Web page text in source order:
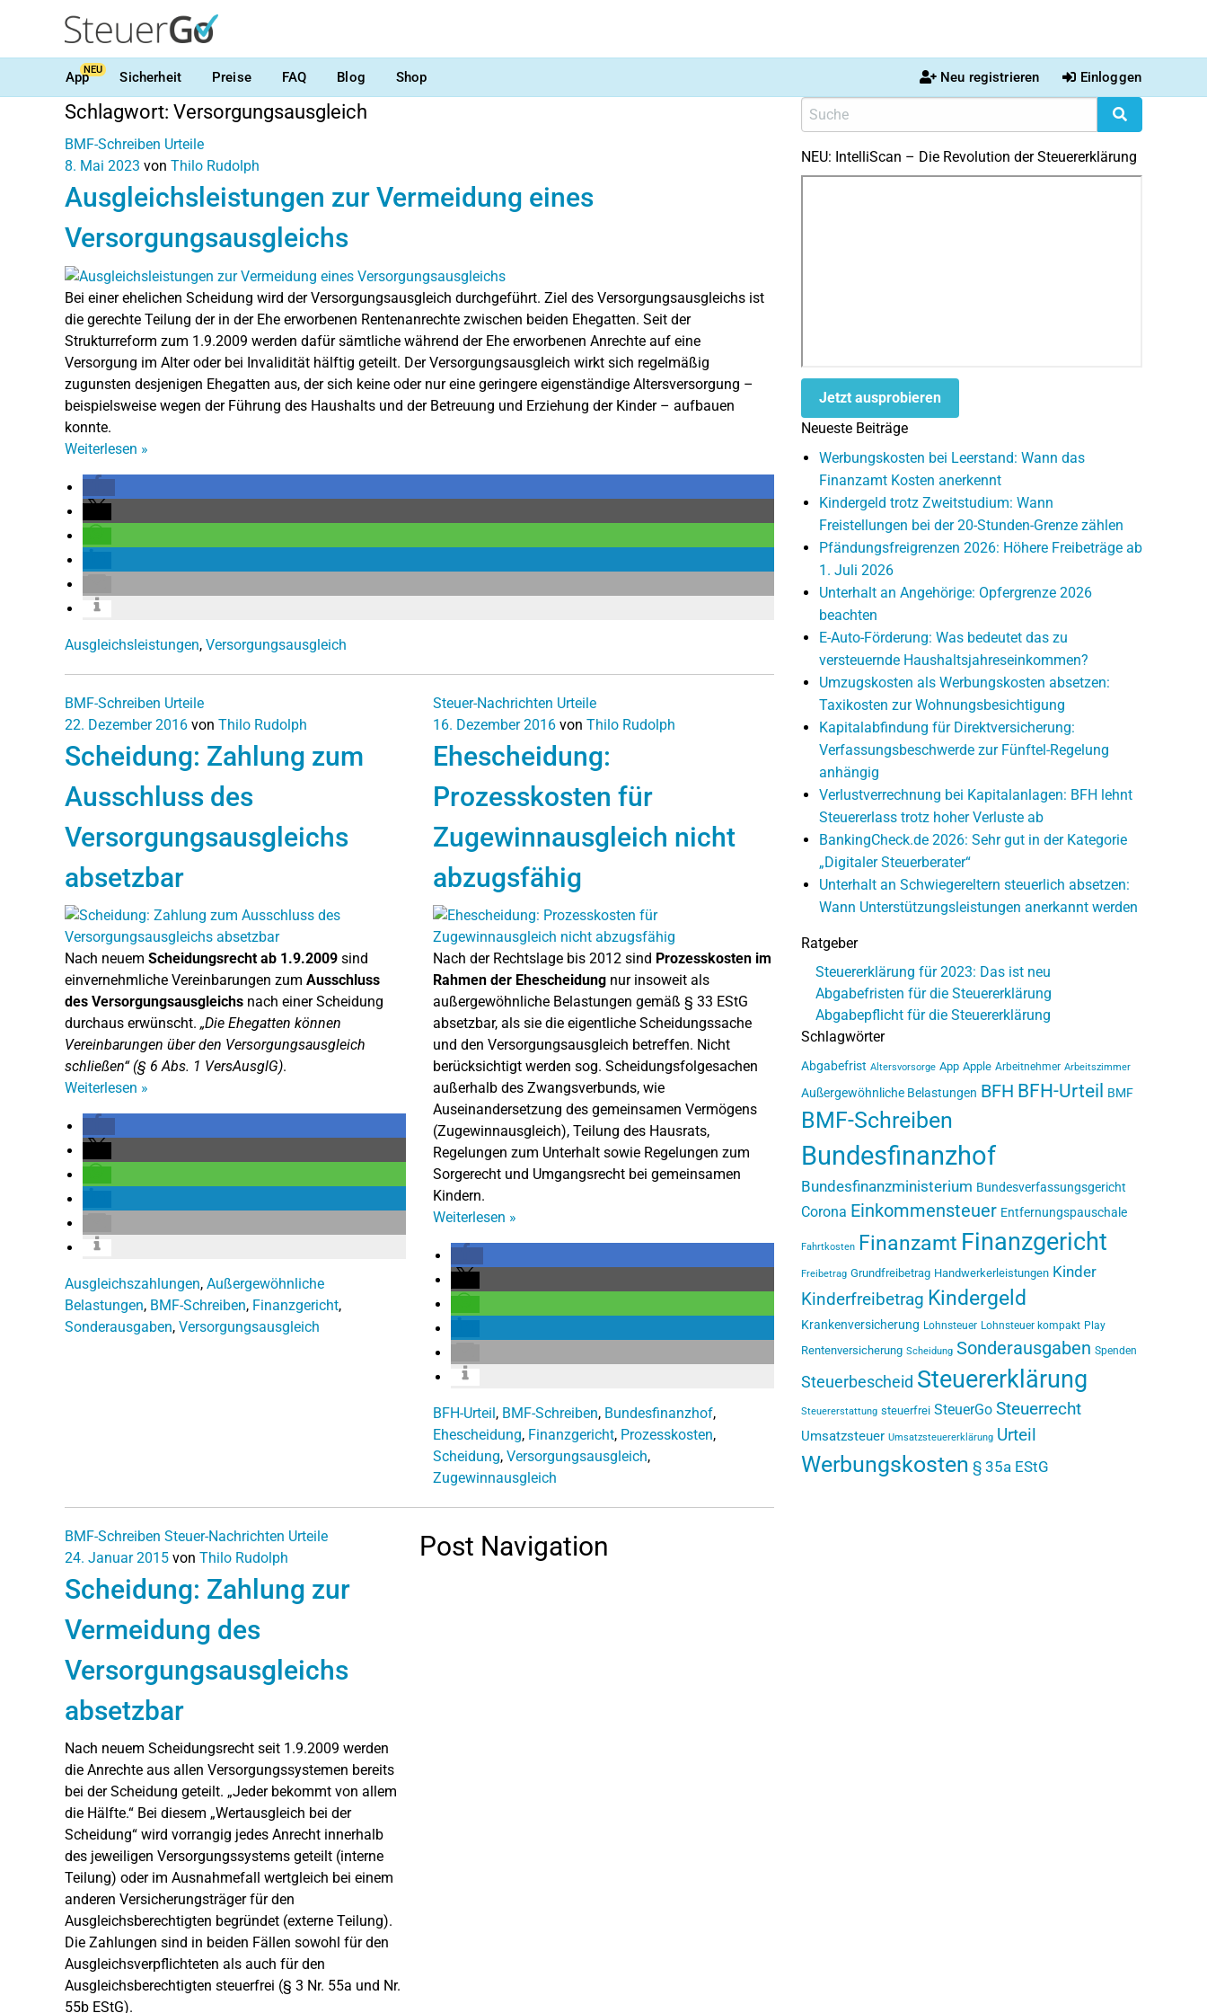
AppNEU Sicherheit Preise FAQ Blog Shop Neu registrieren Einloggen
Schlagwort: Versorgungsausgleich
BMF-Schreiben Urteile
8. Mai 2023 von Thilo Rudolph
Ausgleichsleistungen zur Vermeidung eines
Versorgungsausgleichs
Bei einer ehelichen Scheidung wird der Versorgungsausgleich durchgeführt. Ziel des Versorgungsausgleichs ist
die gerechte Teilung der in der Ehe erworbenen Rentenanrechte zwischen beiden Ehegatten. Seit der
Strukturreform zum 1.9.2009 werden dafür sämtliche während der Ehe erworbenen Anrechte auf eine
Versorgung im Alter oder bei Invalidität hälftig geteilt. Der Versorgungsausgleich wirkt sich regelmäßig
zugunsten desjenigen Ehegatten aus, der sich keine oder nur eine geringere eigenständige Altersversorgung –
beispielsweise wegen der Führung des Haushalts und der Betreuung und Erziehung der Kinder – aufbauen
konnte.
Weiterlesen »
Ausgleichsleistungen, Versorgungsausgleich
BMF-Schreiben Urteile
22. Dezember 2016 von Thilo Rudolph
Scheidung: Zahlung zum
Ausschluss des
Versorgungsausgleichs
absetzbar
Nach neuem Scheidungsrecht ab 1.9.2009 sind
einvernehmliche Vereinbarungen zum Ausschluss
des Versorgungsausgleichs nach einer Scheidung
durchaus erwünscht. „Die Ehegatten können
Vereinbarungen über den Versorgungsausgleich
schließen“ (§ 6 Abs. 1 VersAusglG).
Weiterlesen »
Ausgleichszahlungen, Außergewöhnliche
Belastungen, BMF-Schreiben, Finanzgericht,
Sonderausgaben, Versorgungsausgleich
Steuer-Nachrichten Urteile
16. Dezember 2016 von Thilo Rudolph
Ehescheidung:
Prozesskosten für
Zugewinnausgleich nicht
abzugsfähig
Nach der Rechtslage bis 2012 sind Prozesskosten im
Rahmen der Ehescheidung nur insoweit als
außergewöhnliche Belastungen gemäß § 33 EStG
absetzbar, als sie die eigentliche Scheidungssache
und den Versorgungsausgleich betreffen. Nicht
berücksichtigt werden sog. Scheidungsfolgesachen
außerhalb des Zwangsverbunds, wie
Auseinandersetzung des gemeinsamen Vermögens
(Zugewinnausgleich), Teilung des Hausrats,
Regelungen zum Unterhalt sowie Regelungen zum
Sorgerecht und Umgangsrecht bei gemeinsamen
Kindern.
Weiterlesen »
BFH-Urteil, BMF-Schreiben, Bundesfinanzhof,
Ehescheidung, Finanzgericht, Prozesskosten,
Scheidung, Versorgungsausgleich,
Zugewinnausgleich
BMF-Schreiben Steuer-Nachrichten Urteile
24. Januar 2015 von Thilo Rudolph
Scheidung: Zahlung zur
Vermeidung des
Versorgungsausgleichs
absetzbar
Nach neuem Scheidungsrecht seit 1.9.2009 werden
die Anrechte aus allen Versorgungssystemen bereits
bei der Scheidung geteilt. „Jeder bekommt von allem
die Hälfte.“ Bei diesem „Wertausgleich bei der
Scheidung“ wird vorrangig jedes Anrecht innerhalb
des jeweiligen Versorgungssystems geteilt (interne
Teilung) oder im Ausnahmefall wertgleich bei einem
anderen Versicherungsträger für den
Ausgleichsberechtigten begründet (externe Teilung).
Die Zahlungen sind in beiden Fällen sowohl für den
Ausgleichsverpflichteten als auch für den
Ausgleichsberechtigten steuerfrei (§ 3 Nr. 55a und Nr.
55b EStG).
Post Navigation
NEU: IntelliScan – Die Revolution der Steuererklärung
Jetzt ausprobieren
Neueste Beiträge
Werbungskosten bei Leerstand: Wann das
Finanzamt Kosten anerkennt
Kindergeld trotz Zweitstudium: Wann
Freistellungen bei der 20-Stunden-Grenze zählen
Pfändungsfreigrenzen 2026: Höhere Freibeträge ab
1. Juli 2026
Unterhalt an Angehörige: Opfergrenze 2026
beachten
E-Auto-Förderung: Was bedeutet das zu
versteuernde Haushaltsjahreseinkommen?
Umzugskosten als Werbungskosten absetzen:
Taxikosten zur Wohnungsbesichtigung
Kapitalabfindung für Direktversicherung:
Verfassungsbeschwerde zur Fünftel-Regelung
anhängig
Verlustverrechnung bei Kapitalanlagen: BFH lehnt
Steuererlass trotz hoher Verluste ab
BankingCheck.de 2026: Sehr gut in der Kategorie
„Digitaler Steuerberater“
Unterhalt an Schwiegereltern steuerlich absetzen:
Wann Unterstützungsleistungen anerkannt werden
Ratgeber
Steuererklärung für 2023: Das ist neu
Abgabefristen für die Steuererklärung
Abgabepflicht für die Steuererklärung
Schlagwörter
Abgabefrist Altersvorsorge App Apple Arbeitnehmer Arbeitszimmer
Außergewöhnliche Belastungen BFH BFH-Urteil BMF
BMF-Schreiben
Bundesfinanzhof
Bundesfinanzministerium Bundesverfassungsgericht
Corona Einkommensteuer Entfernungspauschale
Fahrtkosten Finanzamt Finanzgericht
Freibetrag Grundfreibetrag Handwerkerleistungen Kinder
Kinderfreibetrag Kindergeld
Krankenversicherung Lohnsteuer Lohnsteuer kompakt Play
Rentenversicherung Scheidung Sonderausgaben Spenden
Steuerbescheid Steuererklärung
Steuererstattung steuerfrei SteuerGo Steuerrecht
Umsatzsteuer Umsatzsteuererklärung Urteil
Werbungskosten § 35a EStG